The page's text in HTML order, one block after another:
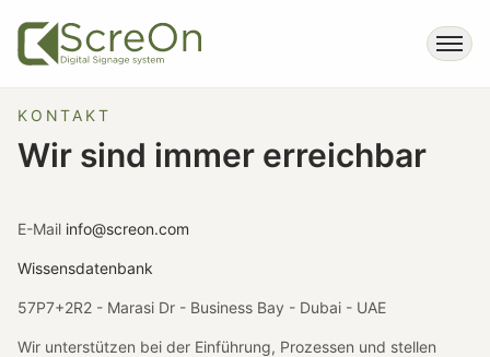
KONTAKT
Wir sind immer erreichbar
E-Mail info@screon.com
Wissensdatenbank
57P7+2R2 - Marasi Dr - Business Bay - Dubai - UAE
Wir unterstützen bei der Einführung, Prozessen und stellen